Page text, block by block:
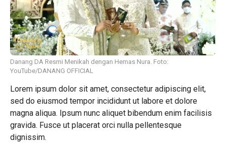
Danang DA Resmi Menikah dengan Hemas Nura. Foto:
YouTube/DANANG OFFICIAL
Lorem ipsum dolor sit amet, consectetur adipiscing elit,
sed do eiusmod tempor incididunt ut labore et dolore
magna aliqua. Ipsum nunc aliquet bibendum enim facilisis
gravida. Fusce ut placerat orci nulla pellentesque
dignissim.